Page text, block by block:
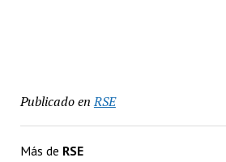
Publicado en RSE
Más de RSE